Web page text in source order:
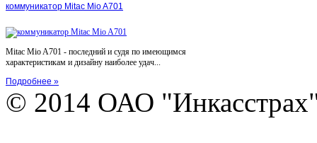
коммуникатор Mitac Mio A701
Mitac Mio A701 - последний и судя по имеющимся
характеристикам и дизайну наиболее удач...
Подробнее »
© 2014 ОАО